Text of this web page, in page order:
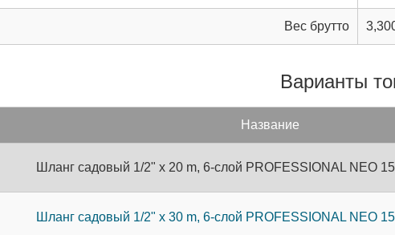
Вес брутто
Варианты
Название
Шланг садовый 1/2" x 20 m, 6-слой PROFESSIONAL NEO
Шланг садовый 1/2" x 30 m, 6-слой PROFESSIONAL NEO